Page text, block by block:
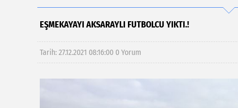
EŞMEKAYAYI AKSARAYLI FUTBOLCU YIKTI.!
Tarih: 27.12.2021 08:16:00 0 Yorum